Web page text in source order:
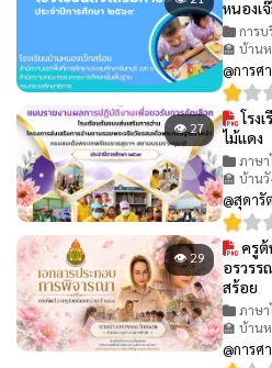
หนองเ
การ
🏫 บ้าน
@การศ
👁 27
โรง
ไม้แดง
ภาษ
🏫 บ้านวั
@สุดา
👁 29
ครูต้
อรวรร
สร้อย
ภาษ
🏫 บ้าน
@การศ